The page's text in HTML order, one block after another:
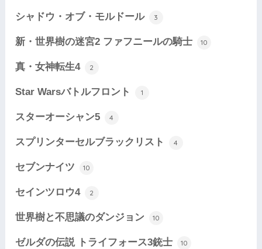
シャドウ・オブ・モルドール 3
新・世界樹の迷宮2 ファフニールの騎士 10
真・女神転生4 2
Star Warsバトルフロント 1
スターオーシャン5 4
スプリンターセルブラックリスト 4
セブンナイツ 10
セインツロウ4 2
世界樹と不思議のダンジョン 10
ゼルダの伝説 トライフォース3銃士 10